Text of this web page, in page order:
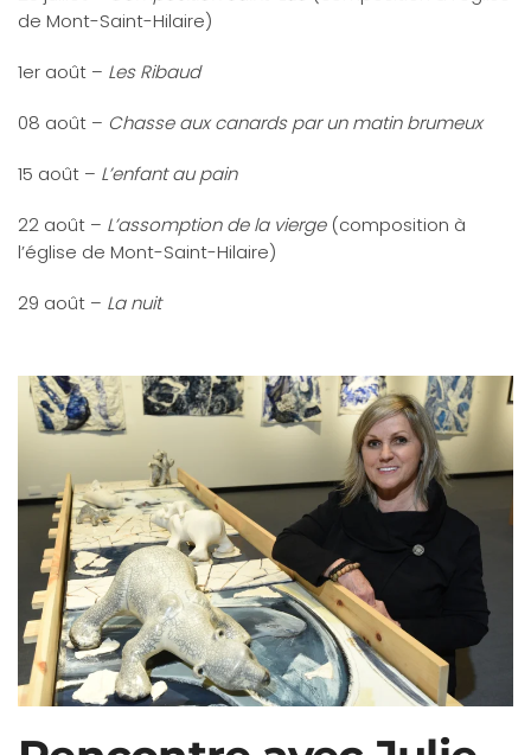
de Mont-Saint-Hilaire)
1er août – Les Ribaud
08 août – Chasse aux canards par un matin brumeux
15 août – L’enfant au pain
22 août – L’assomption de la vierge(composition à
l’église de Mont-Saint-Hilaire)
29 août – La nuit